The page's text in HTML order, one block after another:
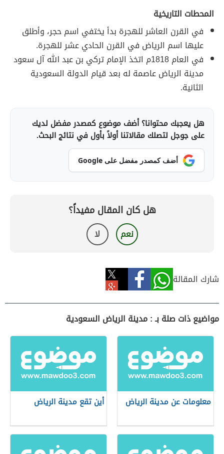
المحطات التاريخية
في القرن العاشر للهجرة بدأ يختفي اسم حجر، وأطلق
عليها اسم الرياض في القرن الحادي عشر للهجرة.
في العام 1818م اتخذ الإمام تركي بن عبد الله آل سعود
مدينة الرياض عاصمة له بعد قيام الدولة السعودية
الثانية.
هل يعجبك محتوانا؟ أضف موضوع كمصدر مفضل لديك
على جوجل لتصلك مقالاتنا أولاً بأول في نتائج البحث.
أضف كمصدر مفضل على Google
هل كان المقال مفيداً؟
نعم لا
شارك المقالة
مواضيع ذات صلة بـ : مدينة الرياض السعودية
معلومات عن مدينة الرياض أين تقع مدينة الرياض